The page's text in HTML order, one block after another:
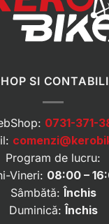
SI
0731-371-
Program de lucru:
Vineri: 08:00 –
Sâmbătă: Închis
Duminică: Închis